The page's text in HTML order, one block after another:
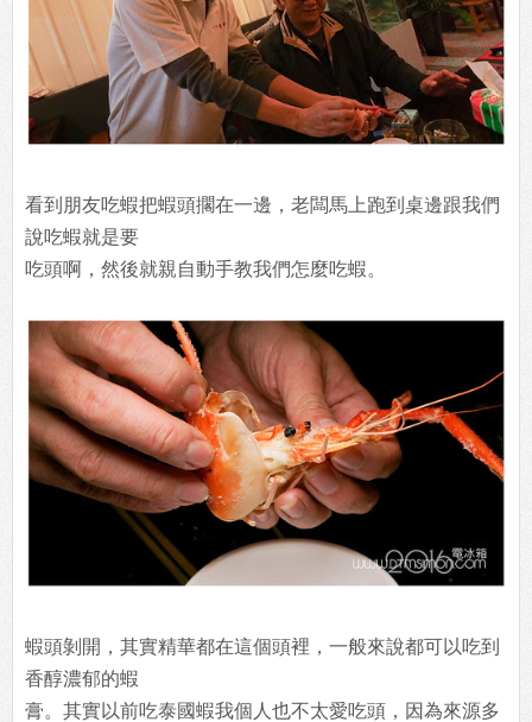
看到朋友吃蝦把蝦頭擱在一邊，老闆馬上跑到桌邊跟我們
說吃蝦就是要
吃頭啊，然後就親自動手教我們怎麼吃蝦。
蝦頭剝開，其實精華都在這個頭裡，一般來說都可以吃到
香醇濃郁的蝦
膏。其實以前吃泰國蝦我個人也不太愛吃頭，因為來源多